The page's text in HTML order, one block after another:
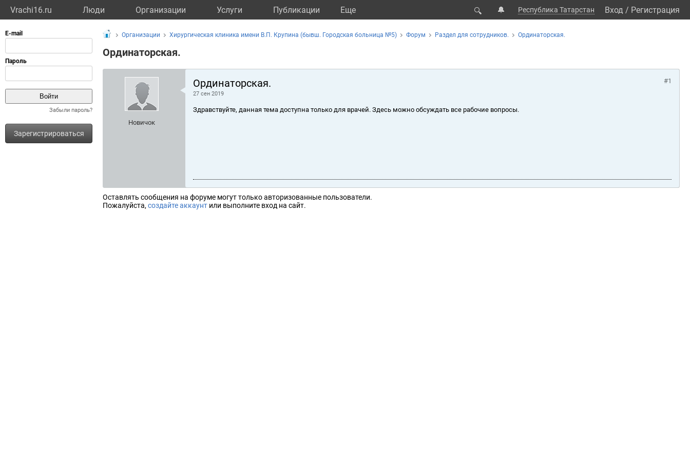
Vrachi16.ru Люди Организации Услуги Публикации Eще 🔍 🔔 Республика Татарстан Вход / Регистрация
Забыли пароль?
Зарегистрироваться
Организации Хирургическая клиника имени В.П. Крупина (бывш. Городская больница №5) Форум Раздел для сотрудников. Ординаторская.
Ординаторская.
Новичок
Ординаторская.
27 сен 2019
#1
Здравствуйте, данная тема доступна только для врачей. Здесь можно обсуждать все рабочие вопросы.
Оставлять сообщения на форуме могут только авторизованные пользователи.
Пожалуйста, создайте аккаунт или выполните вход на сайт.